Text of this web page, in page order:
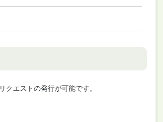
エストの発行が可能です。